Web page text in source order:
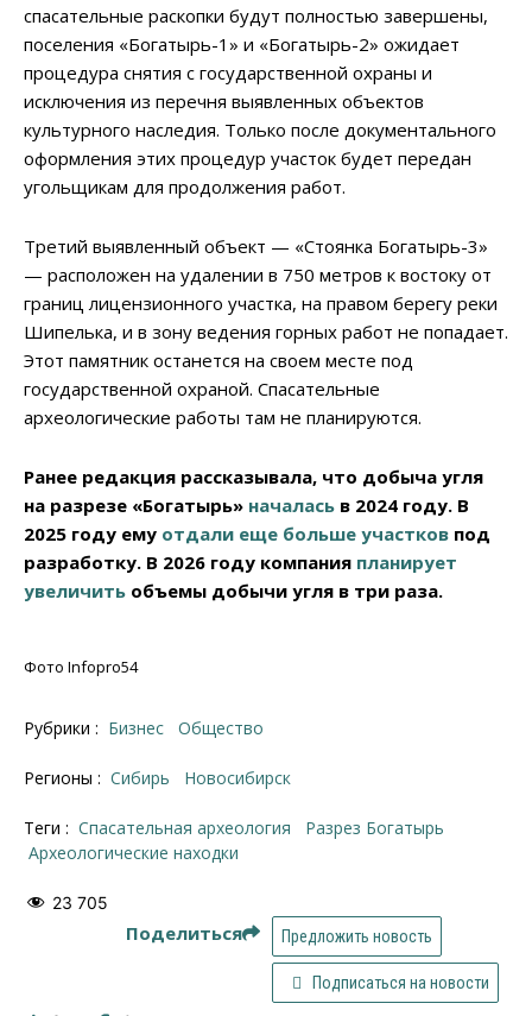
спасательные раскопки будут полностью завершены,
поселения «Богатырь-1» и «Богатырь-2» ожидает
процедура снятия с государственной охраны и
исключения из перечня выявленных объектов
культурного наследия. Только после документального
оформления этих процедур участок будет передан
угольщикам для продолжения работ.
Третий выявленный объект — «Стоянка Богатырь-3»
— расположен на удалении в 750 метров к востоку от
границ лицензионного участка, на правом берегу реки
Шипелька, и в зону ведения горных работ не попадает.
Этот памятник останется на своем месте под
государственной охраной. Спасательные
археологические работы там не планируются.
Ранее редакция рассказывала, что добыча угля
на разрезе «Богатырь» началась в 2024 году. В
2025 году ему отдали еще больше участков под
разработку. В 2026 году компания планирует
увеличить объемы добычи угля в три раза.
Фото Infopro54
Рубрики : Бизнес Общество
Регионы : Сибирь Новосибирск
Теги : спасательная археология
Разрез Богатырь
археологические находки
23 705
Поделиться Предложить новость
Подписаться на новости